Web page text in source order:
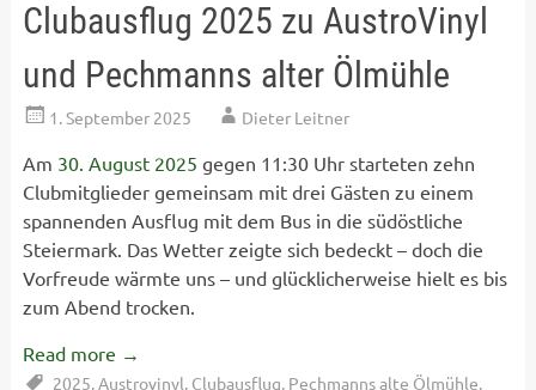
Clubausflug 2025 zu AustroVinyl
und Pechmanns alter Ölmühle
1. September 2025 Dieter Leitner
Am 30. August 2025 gegen 11:30 Uhr starteten zehn
Clubmitglieder gemeinsam mit drei Gästen zu einem
spannenden Ausflug mit dem Bus in die südöstliche
Steiermark. Das Wetter zeigte sich bedeckt – doch die
Vorfreude wärmte uns – und glücklicherweise hielt es bis
zum Abend trocken.
Read more →
2025,Austrovinyl, Clubausflug, Pechmanns alte Ölmühle,